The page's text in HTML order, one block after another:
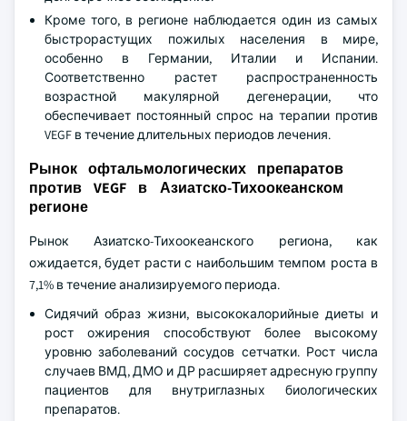
Кроме того, в регионе наблюдается один из самых
быстрорастущих пожилых населения в мире,
особенно в Германии, Италии и Испании.
Соответственно растет распространенность
возрастной макулярной дегенерации, что
обеспечивает постоянный спрос на терапии против
VEGF в течение длительных периодов лечения.
Рынок офтальмологических препаратов
против VEGF в Азиатско-Тихоокеанском
регионе
Рынок Азиатско-Тихоокеанского региона, как
ожидается, будет расти с наибольшим темпом роста в
7,1% в течение анализируемого периода.
Сидячий образ жизни, высококалорийные диеты и
рост ожирения способствуют более высокому
уровню заболеваний сосудов сетчатки. Рост числа
случаев ВМД, ДМО и ДР расширяет адресную группу
пациентов для внутриглазных биологических
препаратов.